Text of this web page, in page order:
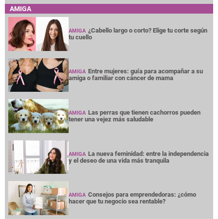
AMIGA
AMIGA ¿Cabello largo o corto? Elige tu corte según
tu cuello
AMIGA Entre mujeres: guía para acompañar a su
amiga o familiar con cáncer de mama
AMIGA Las perras que tienen cachorros pueden
tener una vejez más saludable
AMIGA La nueva feminidad: entre la independencia
y el deseo de una vida más tranquila
AMIGA Consejos para emprendedoras: ¿cómo
hacer que tu negocio sea rentable?